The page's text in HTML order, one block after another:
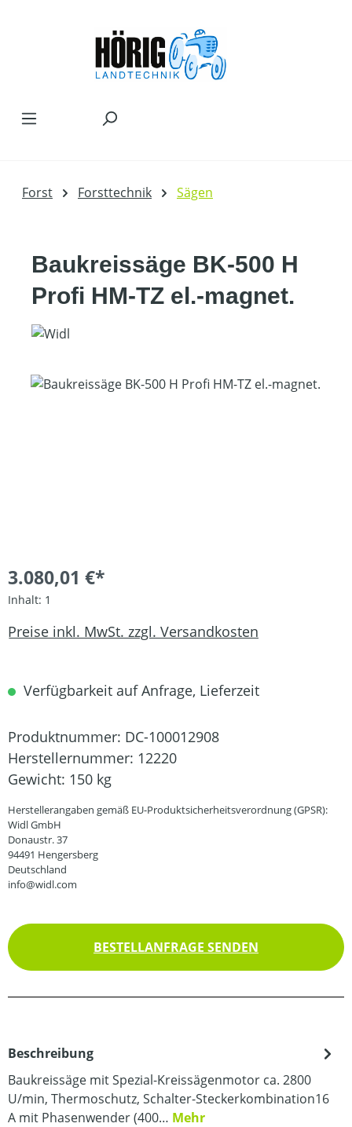
Forst Forsttechnik Sägen
Baukreissäge BK-500 H
Profi HM-TZ el.-magnet.
Bildergalerie überspringen
3.080,01 €*
Inhalt: 1
Preise inkl. MwSt. zzgl. Versandkosten
Verfügbarkeit auf Anfrage, Lieferzeit
Produktnummer: DC-100012908
Herstellernummer: 12220
Gewicht: 150 kg
Herstellerangaben gemäß EU-Produktsicherheitsverordnung (GPSR):
Widl GmbH
Donaustr. 37
94491 Hengersberg
Deutschland
info@widl.com
BESTELLANFRAGE SENDEN
Beschreibung
Baukreissäge mit Spezial-Kreissägenmotor ca. 2800
U/min, Thermoschutz, Schalter-Steckerkombination16
A mit Phasenwender (400… Mehr